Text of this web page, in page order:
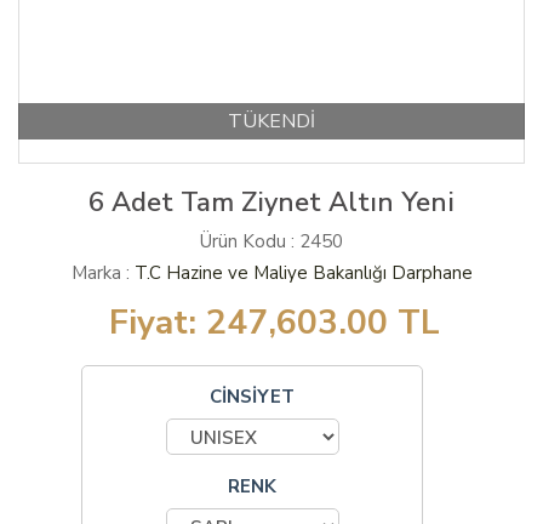
TÜKENDİ
6 Adet Tam Ziynet Altın Yeni
Ürün Kodu : 2450
Marka : T.C Hazine ve Maliye Bakanlığı Darphane
Fiyat: 247,603.00 TL
CİNSİYET
RENK